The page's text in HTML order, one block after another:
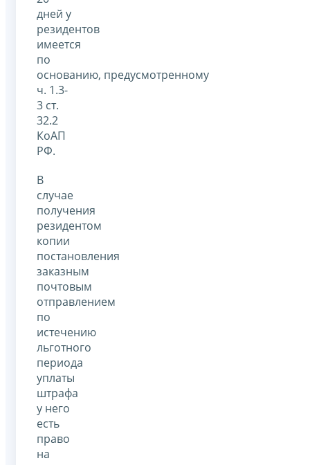
дней у
резидентов
имеется
по
основанию, предусмотренному
ч. 1.3-
3 ст.
32.2
КоАП
РФ.
В
случае
получения
резидентом
копии
постановления
заказным
почтовым
отправлением
по
истечению
льготного
периода
уплаты
штрафа
у него
есть
право
на